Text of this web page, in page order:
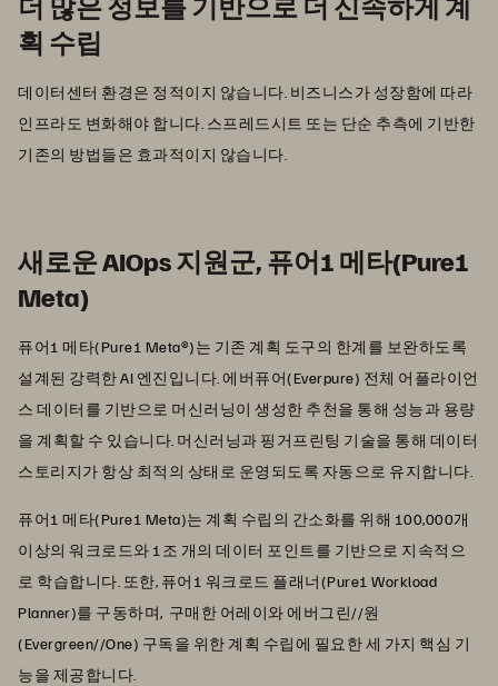
획 수립
데이터센터 환경은 정적이지 않습니다. 비즈니스가 성장함에 따라
인프라도 변화해야 합니다. 스프레드시트 또는 단순 추측에 기반한
기존의 방법들은 효과적이지 않습니다.
새로운 AIOps 지원군, 퓨어1 메타(Pure1
Meta)
퓨어1 메타(Pure1 Meta®)는 기존 계획 도구의 한계를 보완하도록
설계된 강력한 AI 엔진입니다. 에버퓨어(Everpure) 전체 어플라이언
스 데이터를 기반으로 머신러닝이 생성한 추천을 통해 성능과 용량
을 계획할 수 있습니다. 머신러닝과 핑거프린팅 기술을 통해 데이터
스토리지가 항상 최적의 상태로 운영되도록 자동으로 유지합니다.
퓨어1 메타(Pure1 Meta)는 계획 수립의 간소화를 위해 100,000개
이상의 워크로드와 1조 개의 데이터 포인트를 기반으로 지속적으
로 학습합니다. 또한, 퓨어1 워크로드 플래너(Pure1 Workload
Planner)를 구동하며, 구매한 어레이와 에버그린//원
(Evergreen//One) 구독을 위한 계획 수립에 필요한 세 가지 핵심 기
능을 제공합니다.